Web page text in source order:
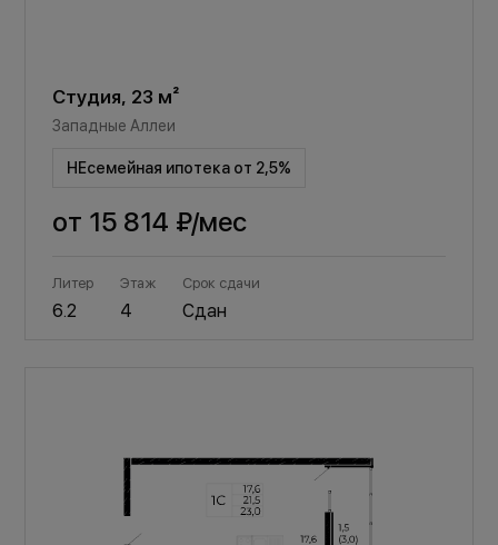
Студия, 23 м²
Западные Аллеи
НЕсемейная ипотека от 2,5%
от 15 814 ₽/мес
Литер
6.2
Этаж
4
Срок сдачи
Сдан